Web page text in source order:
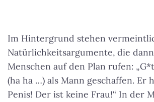
Im Hintergrund stehen
Natürlichkeitsargumente, die
Menschen auf den Plan rufen:
(ha ha …) als Mann geschaffen. Er
Penis! Der ist keine Frau!“ In der